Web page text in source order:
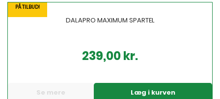
PÅ TILBUD!
DALAPRO MAXIMUM SPARTEL
239,00 kr.
Se mere Læg i kurven